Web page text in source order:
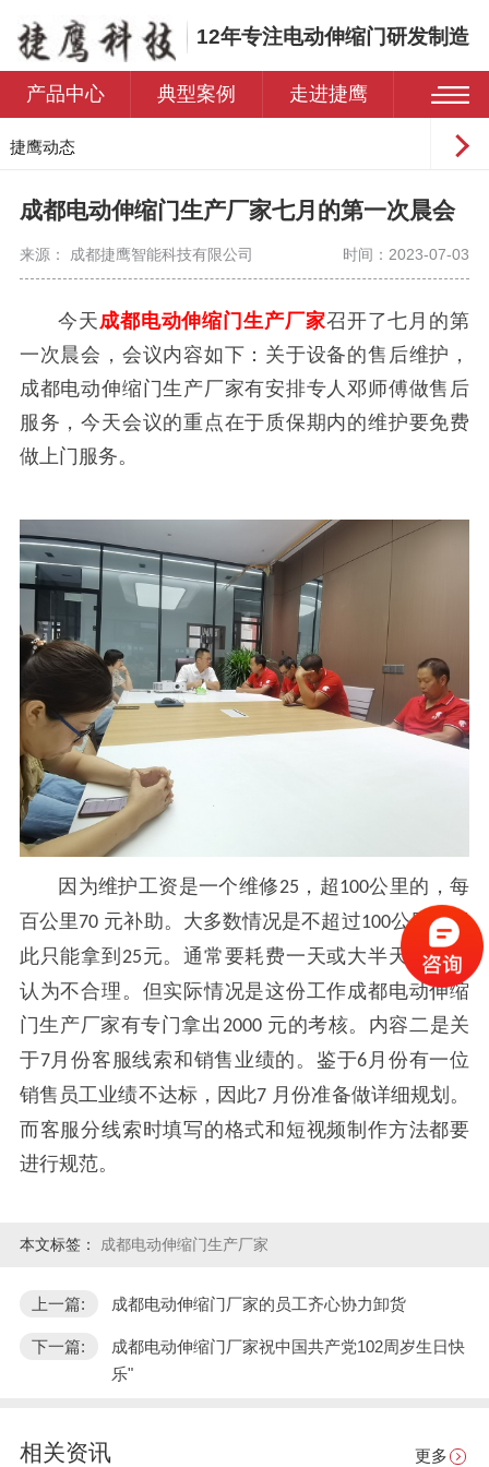
12年专注电动伸缩门研发制造
产品中心 典型案例 走进捷鹰
捷鹰动态
成都电动伸缩门生产厂家七月的第一次晨会
来源： 成都捷鹰智能科技有限公司 时间：2023-07-03
今天成都电动伸缩门生产厂家召开了七月的第
一次晨会，会议内容如下：关于设备的售后维护，
成都电动伸缩门生产厂家有安排专人邓师傅做售后
服务，今天会议的重点在于质保期内的维护要免费
做上门服务。
因为维护工资是一个维修25 ，超100公里的，每
百公里70 元补助。大多数情况是不超过100公里，因
此只能拿到 25元。通常要耗费一天或大半天，师傅
认为不合理。但实际情况是这份工作成都电动伸缩
门生产厂家有专门拿出2000 元的考核。内容二是关
于7月份客服线索和销售业绩的。鉴于6 月份有一位
销售员工业绩不达标，因此7 月份准备做详细规划。
而客服分线索时填写的格式和短视频制作方法都要
进行规范。
本文标签： 成都电动伸缩门生产厂家
上一篇: 成都电动伸缩门厂家的员工齐心协力卸货
下一篇:
成都电动伸缩门厂家祝中国共产党102周岁生日快
乐"
相关资讯 更多